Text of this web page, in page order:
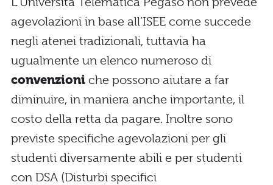
agevolazioni in base all’ISEE come succede
negli atenei tradizionali, tuttavia ha
ugualmente un elenco numeroso di
convenzioni che possono aiutare a far
diminuire, in maniera anche importante, il
costo della retta da pagare. Inoltre sono
previste specifiche agevolazioni per gli
studenti diversamente abili e per studenti
con DSA (Disturbi specifici